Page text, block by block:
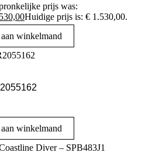
prijs was:
Huidige prijs is: € 1.530,00.
winkelmand
winkelmand